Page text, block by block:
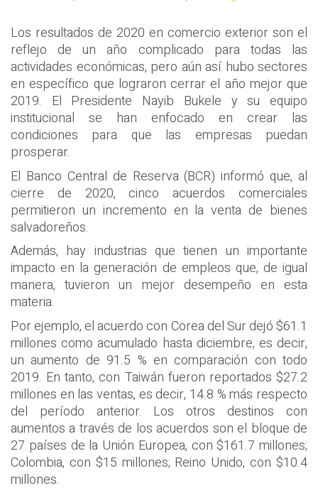
Los resultados de 2020 en comercio exterior son el
reflejo de un año complicado para todas las
actividades económicas, pero aún así hubo sectores
en específico que lograron cerrar el año mejor que
2019. El Presidente Nayib Bukele y su equipo
institucional se han enfocado en crear las
condiciones para que las empresas puedan
prosperar.
El Banco Central de Reserva (BCR) informó que, al
cierre de 2020, cinco acuerdos comerciales
permitieron un incremento en la venta de bienes
salvadoreños.
Además, hay industrias que tienen un importante
impacto en la generación de empleos que, de igual
manera, tuvieron un mejor desempeño en esta
materia.
Por ejemplo, el acuerdo con Corea del Sur dejó $61.1
millones como acumulado hasta diciembre, es decir,
un aumento de 91.5 % en comparación con todo
2019. En tanto, con Taiwán fueron reportados $27.2
millones en las ventas, es decir, 14.8 % más respecto
del período anterior. Los otros destinos con
aumentos a través de los acuerdos son el bloque de
27 países de la Unión Europea, con $161.7 millones;
Colombia, con $15 millones; Reino Unido, con $10.4
millones.